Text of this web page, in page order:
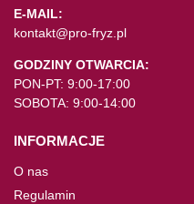
E-MAIL:
kontakt@pro-fryz.pl
GODZINY OTWARCIA:
PON-PT: 9:00-17:00
SOBOTA: 9:00-14:00
INFORMACJE
O nas
Regulamin